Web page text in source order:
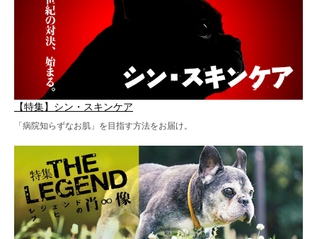
【特集】シン・スキンケア
「病院知らずなお肌」を目指す方法をお届け。